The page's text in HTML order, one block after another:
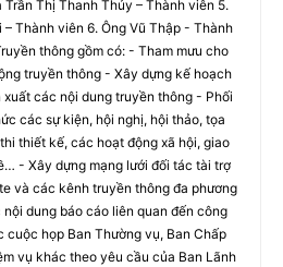
Trần Thị Thanh Thủy – Thành viên 5.
Thành viên 6. Ông Vũ Thập - Thành
thông gồm có: - Tham mưu cho
truyền thông - Xây dựng kế hoạch
các nội dung truyền thông - Phối
các sự kiện, hội nghị, hội thảo, tọa
thiết kế, các hoạt động xã hội, giao
- Xây dựng mạng lưới đối tác tài trợ
và các kênh truyền thông đa phương
dung báo cáo liên quan đến công
họp Ban Thường vụ, Ban Chấp
vụ khác theo yêu cầu của Ban Lãnh